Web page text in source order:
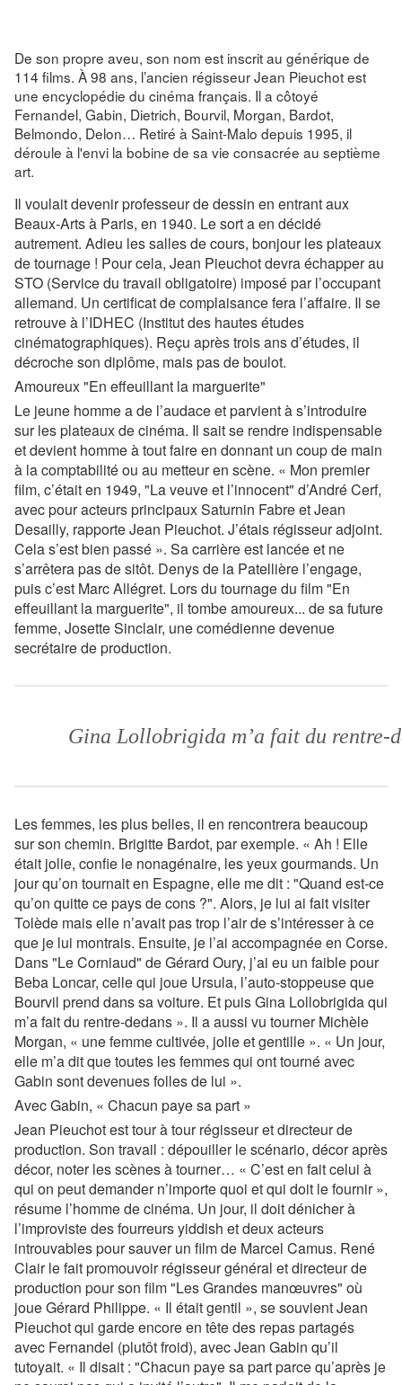
De son propre aveu, son nom est inscrit au générique de
114 films. À 98 ans, l’ancien régisseur Jean Pieuchot est
une encyclopédie du cinéma français. Il a côtoyé
Fernandel, Gabin, Dietrich, Bourvil, Morgan, Bardot,
Belmondo, Delon… Retiré à Saint-Malo depuis 1995, il
déroule à l'envi la bobine de sa vie consacrée au septième
art.
Il voulait devenir professeur de dessin en entrant aux
Beaux-Arts à Paris, en 1940. Le sort a en décidé
autrement. Adieu les salles de cours, bonjour les plateaux
de tournage ! Pour cela, Jean Pieuchot devra échapper au
STO (Service du travail obligatoire) imposé par l’occupant
allemand. Un certificat de complaisance fera l’affaire. Il se
retrouve à l’IDHEC (Institut des hautes études
cinématographiques). Reçu après trois ans d’études, il
décroche son diplôme, mais pas de boulot.
Amoureux "En effeuillant la marguerite"
Le jeune homme a de l’audace et parvient à s’introduire
sur les plateaux de cinéma. Il sait se rendre indispensable
et devient homme à tout faire en donnant un coup de main
à la comptabilité ou au metteur en scène. « Mon premier
film, c’était en 1949, "La veuve et l’innocent" d’André Cerf,
avec pour acteurs principaux Saturnin Fabre et Jean
Desailly, rapporte Jean Pieuchot. J’étais régisseur adjoint.
Cela s’est bien passé ». Sa carrière est lancée et ne
s’arrêtera pas de sitôt. Denys de la Patellière l’engage,
puis c’est Marc Allégret. Lors du tournage du film "En
effeuillant la marguerite", il tombe amoureux... de sa future
femme, Josette Sinclair, une comédienne devenue
secrétaire de production.
Gina Lollobrigida m’a fait du rentre-
Les femmes, les plus belles, il en rencontrera beaucoup
sur son chemin. Brigitte Bardot, par exemple. « Ah ! Elle
était jolie, confie le nonagénaire, les yeux gourmands. Un
jour qu’on tournait en Espagne, elle me dit : "Quand est-ce
qu’on quitte ce pays de cons ?". Alors, je lui ai fait visiter
Tolède mais elle n’avait pas trop l’air de s’intéresser à ce
que je lui montrais. Ensuite, je l’ai accompagnée en Corse.
Dans "Le Corniaud" de Gérard Oury, j’ai eu un faible pour
Beba Loncar, celle qui joue Ursula, l’auto-stoppeuse que
Bourvil prend dans sa voiture. Et puis Gina Lollobrigida qui
m’a fait du rentre-dedans ». Il a aussi vu tourner Michèle
Morgan, « une femme cultivée, jolie et gentille ». « Un jour,
elle m’a dit que toutes les femmes qui ont tourné avec
Gabin sont devenues folles de lui ».
Avec Gabin, « Chacun paye sa part »
Jean Pieuchot est tour à tour régisseur et directeur de
production. Son travail : dépouiller le scénario, décor après
décor, noter les scènes à tourner… « C’est en fait celui à
qui on peut demander n’importe quoi et qui doit le fournir »,
résume l’homme de cinéma. Un jour, il doit dénicher à
l’improviste des fourreurs yiddish et deux acteurs
introuvables pour sauver un film de Marcel Camus. René
Clair le fait promouvoir régisseur général et directeur de
production pour son film "Les Grandes manœuvres" où
joue Gérard Philippe. « Il était gentil », se souvient Jean
Pieuchot qui garde encore en tête des repas partagés
avec Fernandel (plutôt froid), avec Jean Gabin qu’il
tutoyait. « Il disait : "Chacun paye sa part parce qu’après je